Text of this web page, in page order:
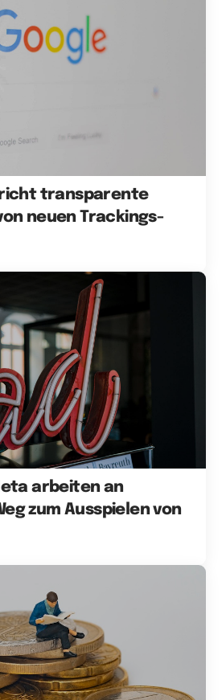
transparente
neuen Trackings-
arbeiten an
zum Ausspielen von